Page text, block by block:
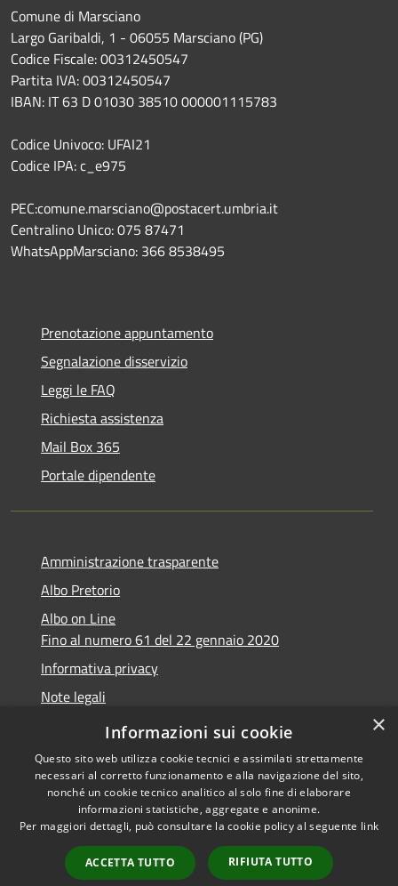
Comune di Marsciano
Largo Garibaldi, 1 - 06055 Marsciano (PG)
Codice Fiscale: 00312450547
Partita IVA: 00312450547
IBAN: IT 63 D 01030 38510 000001115783
Codice Univoco: UFAI21
Codice IPA: c_e975
PEC:comune.marsciano@postacert.umbria.it
Centralino Unico: 075 87471
WhatsAppMarsciano: 366 8538495
Prenotazione appuntamento
Segnalazione disservizio
Leggi le FAQ
Richiesta assistenza
Mail Box 365
Portale dipendente
Amministrazione trasparente
Albo Pretorio
Albo on Line
Fino al numero 61 del 22 gennaio 2020
Informativa privacy
Note legali
Dichiarazione di accessibilità
Accessibilità
Copyright © 2026 • Comune di
Marsciano • Powered by
Municipium•
Accesso
redazione
×
Informazioni sui cookie
Questo sito web utilizza cookie tecnici e assimilati strettamente
necessari al corretto funzionamento e alla navigazione del sito,
nonché un cookie tecnico analitico al solo fine di elaborare
informazioni statistiche, aggregate e anonime.
Per maggiori dettagli, può consultare la cookie policy al seguente link
ACCETTA TUTTO RIFIUTA TUTTO